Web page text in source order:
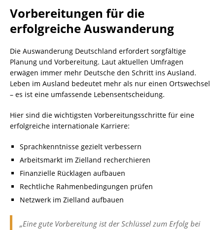
Vorbereitungen für die
erfolgreiche Auswanderung
Die Auswanderung Deutschland erfordert sorgfältige
Planung und Vorbereitung. Laut aktuellen Umfragen
erwägen immer mehr Deutsche den Schritt ins Ausland.
Leben im Ausland bedeutet mehr als nur einen Ortswechsel
– es ist eine umfassende Lebensentscheidung.
Hier sind die wichtigsten Vorbereitungsschritte für eine
erfolgreiche internationale Karriere:
Sprachkenntnisse gezielt verbessern
Arbeitsmarkt im Zielland recherchieren
Finanzielle Rücklagen aufbauen
Rechtliche Rahmenbedingungen prüfen
Netzwerk im Zielland aufbauen
„Eine gute Vorbereitung ist der Schlüssel zum Erfolg bei